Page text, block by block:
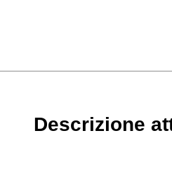
Descrizione